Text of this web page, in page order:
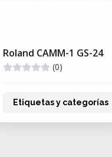
Roland CAMM-1 GS-24
(0)
Etiquetas y categorías